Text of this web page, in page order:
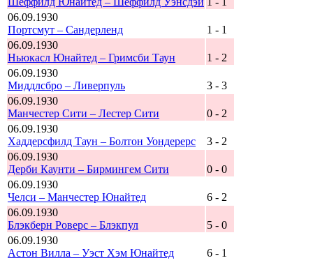
06.09.1930
Портсмут – Сандерленд
1 - 1
06.09.1930
Ньюкасл Юнайтед – Гримсби Таун
1 - 2
06.09.1930
Миддлсбро – Ливерпуль
3 - 3
06.09.1930
Манчестер Сити – Лестер Сити
0 - 2
06.09.1930
Хаддерсфилд Таун – Болтон Уондерерс
3 - 2
06.09.1930
Дерби Каунти – Бирмингем Сити
0 - 0
06.09.1930
Челси – Манчестер Юнайтед
6 - 2
06.09.1930
Блэкберн Роверс – Блэкпул
5 - 0
06.09.1930
Астон Вилла – Уэст Хэм Юнайтед
6 - 1